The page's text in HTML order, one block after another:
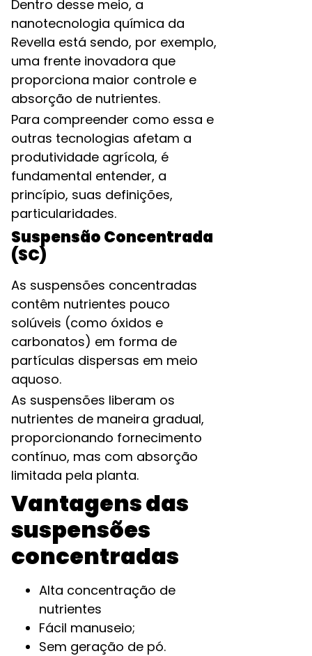
Dentro desse meio, a
nanotecnologia química da
Revella está sendo, por exemplo,
uma frente inovadora que
proporciona maior controle e
absorção de nutrientes.
Para compreender como essa e
outras tecnologias afetam a
produtividade agrícola, é
fundamental entender, a
princípio, suas definições,
particularidades.
Suspensão Concentrada
(SC)
As suspensões concentradas
contêm nutrientes pouco
solúveis (como óxidos e
carbonatos) em forma de
partículas dispersas em meio
aquoso.
As suspensões liberam os
nutrientes de maneira gradual,
proporcionando fornecimento
contínuo, mas com absorção
limitada pela planta.
Vantagens das
suspensões
concentradas
Alta concentração de
nutrientes
Fácil manuseio;
Sem geração de pó.